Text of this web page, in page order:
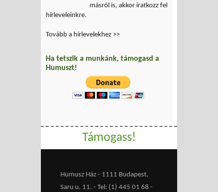
másról is, akkor iratkozz fel
hírleveleinkre.
Tovább a hírlevelekhez >>
Ha tetszik a munkánk, támogasd a
Humuszt!
Támogass!
Humusz Ház - 1111 Budapest,
Saru u. 11. - Tel: (1) 445 01 68 -